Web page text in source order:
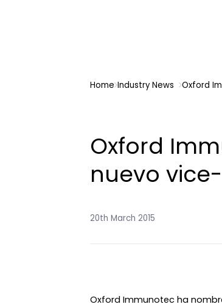
Home Industry News Oxford
Oxford
nuevo
20th March 2015
Oxford Immunotec ha